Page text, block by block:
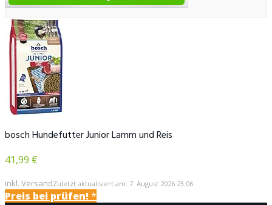
bosch Hundefutter Junior Lamm und Reis
41,99 €
inkl. VersandZuletzt aktualisiert am: 7. August 2026 23:06
Preis bei prüfen!*